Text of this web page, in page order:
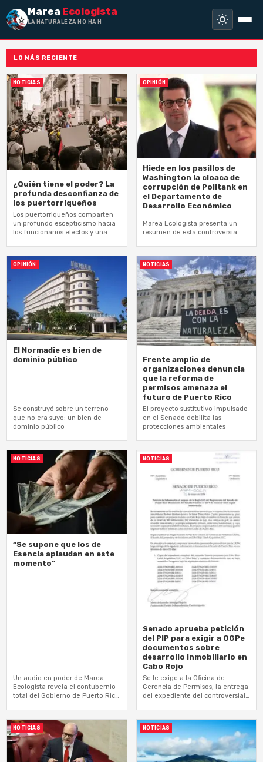
Marea Ecologista
LA NATURALEZA NO HA HECHO ESC
LO MÁS RECIENTE
NOTICIAS
¿Quién tiene el poder? La
profunda desconfianza de
los puertorriqueños
Los puertorriqueños comparten
un profundo escepticismo hacia
los funcionarios electos y una
OPINIÓN
Hiede en los pasillos de
Washington la cloaca de
corrupción de Politank en
el Departamento de
Desarrollo Económico
Marea Ecologista presenta un
resumen de esta controversia
OPINIÓN
El Normadie es bien de
dominio público
Se construyó sobre un terreno
que no era suyo: un bien de
dominio público
NOTICIAS
Frente amplio de
organizaciones denuncia
que la reforma de
permisos amenaza el
futuro de Puerto Rico
El proyecto sustitutivo impulsado
en el Senado debilita las
protecciones ambientales
NOTICIAS
“Se supone que los de
Esencia aplaudan en este
momento”
Un audio en poder de Marea
Ecologista revela el contubernio
total del Gobierno de Puerto Rico
NOTICIAS
Senado aprueba petición
del PIP para exigir a OGPe
documentos sobre
desarrollo inmobiliario en
Cabo Rojo
Se le exige a la Oficina de
Gerencia de Permisos, la entrega
del expediente del controversial
NOTICIAS NOTICIAS